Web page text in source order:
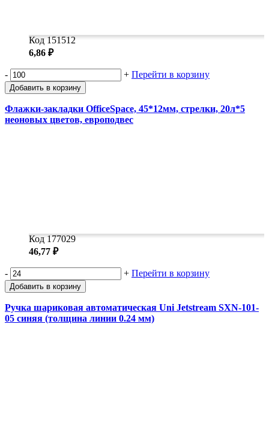
Код 151512
6,86 ₽
- + Перейти в корзину
Добавить в корзину
Флажки-закладки OfficeSpace, 45*12мм, стрелки, 20л*5
неоновых цветов, европодвес
Код 177029
46,77 ₽
- + Перейти в корзину
Добавить в корзину
Ручка шариковая автоматическая Uni Jetstream SXN-101-
05 синяя (толщина линии 0.24 мм)